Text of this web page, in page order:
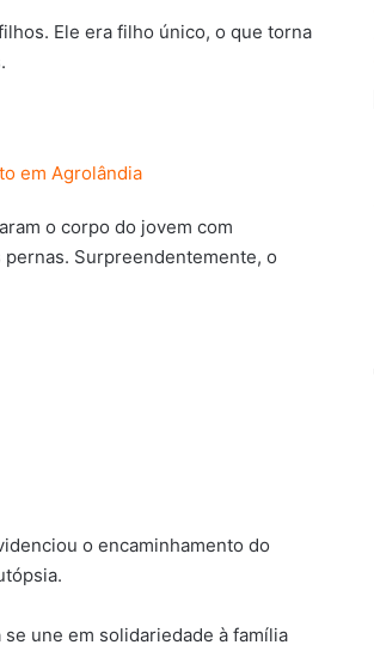
Ele era filho único, o que torna
em Agrolândia
o corpo do jovem com
Surpreendentemente, o
o encaminhamento do
une em solidariedade à família